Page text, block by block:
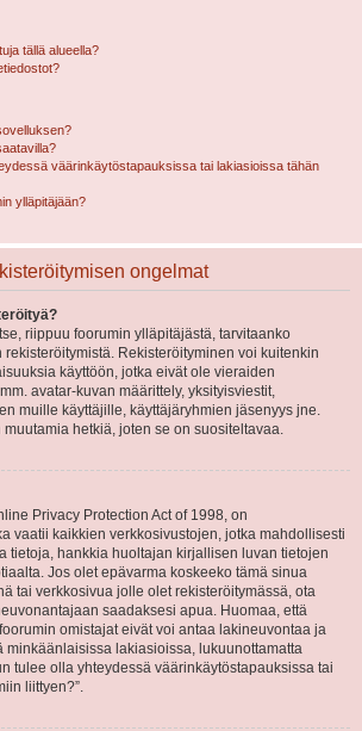
tällä alueella?
väärinkäytöstapauksissa tai lakiasioissa tähän
ylläpitäjään?
ongelmat
riippuu foorumin ylläpitäjästä, tarvitaanko
Rekisteröityminen voi kuitenkin
käyttöön, jotka eivät ole vieraiden
avatar-kuvan määrittely, yksityisviestit,
muille käyttäjille, käyttäjäryhmien jäsenyys jne.
hetkiä, joten se on suositeltavaa.
Privacy Protection Act of 1998, on
vaatii kaikkien verkkosivustojen, jotka mahdollisesti
tietoja, hankkia huoltajan kirjallisen luvan tietojen
Jos olet epävarma koskeeko tämä sinua
tai verkkosivua jolle olet rekisteröitymässä, ota
saadaksesi apua. Huomaa, että
omistajat eivät voi antaa lakineuvontaa ja
minkäänlaisissa lakiasioissa, lukuunottamatta
tulee olla yhteydessä väärinkäytöstapauksissa tai
liittyen?”.